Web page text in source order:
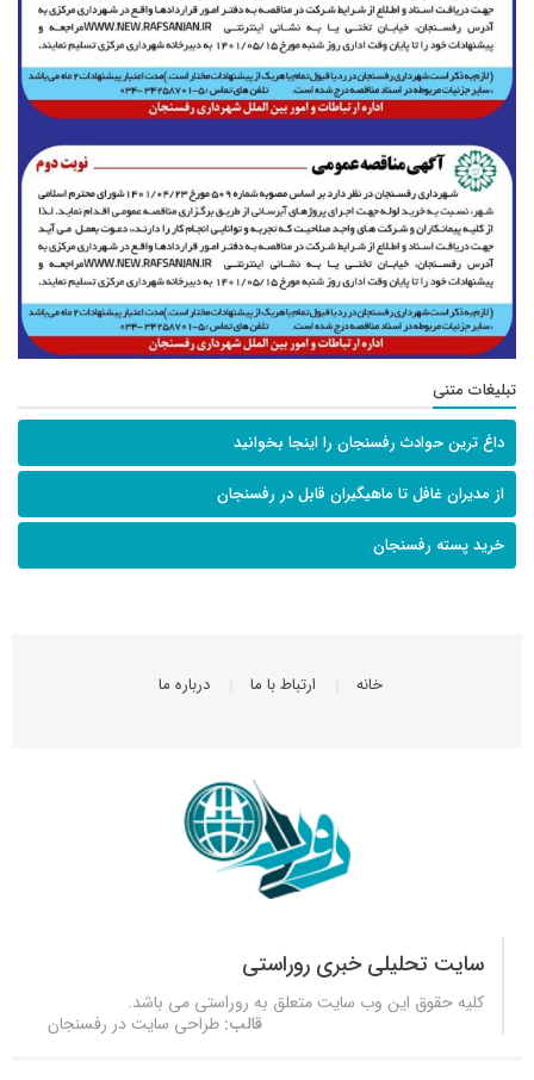
تبلیغات متنی
داغ ترین حوادث رفسنجان را اینجا بخوانید
از مدیران غافل تا ماهیگیران قابل در رفسنجان
خرید پسته رفسنجان
خانه ارتباط با ما درباره ما
سایت تحلیلی خبری روراستی
کلیه حقوق این وب سایت متعلق به روراستی می باشد.
قالب: طراحی سایت در رفسنجان